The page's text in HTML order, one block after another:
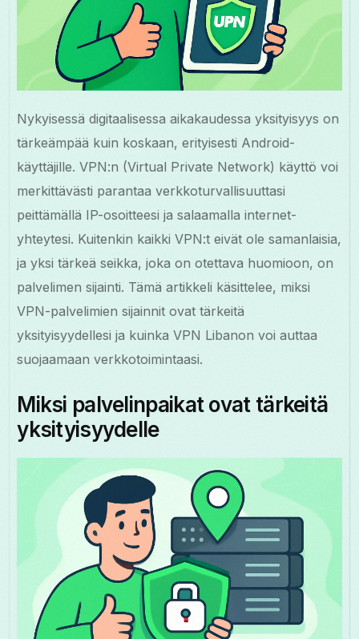
Nykyisessä digitaalisessa aikakaudessa yksityisyys on
tärkeämpää kuin koskaan, erityisesti Android-
käyttäjille. VPN:n (Virtual Private Network) käyttö voi
merkittävästi parantaa verkkoturvallisuuttasi
peittämällä IP-osoitteesi ja salaamalla internet-
yhteytesi. Kuitenkin kaikki VPN:t eivät ole samanlaisia,
ja yksi tärkeä seikka, joka on otettava huomioon, on
palvelimen sijainti. Tämä artikkeli käsittelee, miksi
VPN-palvelimien sijainnit ovat tärkeitä
yksityisyydellesi ja kuinka VPN Libanon voi auttaa
suojaamaan verkkotoimintaasi.
Miksi palvelinpaikat ovat tärkeitä
yksityisyydelle